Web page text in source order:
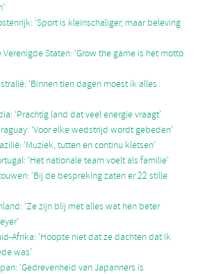
‘Sport is kleinschaliger, maar beleving
Staten: ‘Grow the game is het motto
‘Binnen tien dagen moest ik alles
‘Prachtig land dat veel energie vraagt’
‘Voor elke wedstrijd wordt gebeden’
‘Muziek, tutten en continu kletsen’
‘Het nationale team voelt als familie’
‘Bij de bespreking zaten er 22 stille
‘Ze zijn blij met alles wat hen beter
Afrika: ‘Hoopte niet dat ze dachten dat ik
was’
‘Gedrevenheid van Japanners is